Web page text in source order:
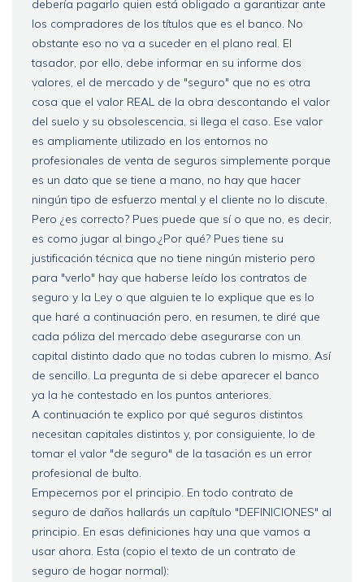
debería pagarlo quien está obligado a garantizar ante
los compradores de los títulos que es el banco. No
obstante eso no va a suceder en el plano real. El
tasador, por ello, debe informar en su informe dos
valores, el de mercado y de "seguro" que no es otra
cosa que el valor REAL de la obra descontando el valor
del suelo y su obsolescencia, si llega el caso. Ese valor
es ampliamente utilizado en los entornos no
profesionales de venta de seguros simplemente porque
es un dato que se tiene a mano, no hay que hacer
ningún tipo de esfuerzo mental y el cliente no lo discute.
Pero ¿es correcto? Pues puede que sí o que no, es decir,
es como jugar al bingo.¿Por qué? Pues tiene su
justificación técnica que no tiene ningún misterio pero
para "verlo" hay que haberse leído los contratos de
seguro y la Ley o que alguien te lo explique que es lo
que haré a continuación pero, en resumen, te diré que
cada póliza del mercado debe asegurarse con un
capital distinto dado que no todas cubren lo mismo. Así
de sencillo. La pregunta de si debe aparecer el banco
ya la he contestado en los puntos anteriores.
A continuación te explico por qué seguros distintos
necesitan capitales distintos y, por consiguiente, lo de
tomar el valor "de seguro" de la tasación es un error
profesional de bulto.
Empecemos por el principio. En todo contrato de
seguro de daños hallarás un capítulo "DEFINICIONES" al
principio. En esas definiciones hay una que vamos a
usar ahora. Esta (copio el texto de un contrato de
seguro de hogar normal):